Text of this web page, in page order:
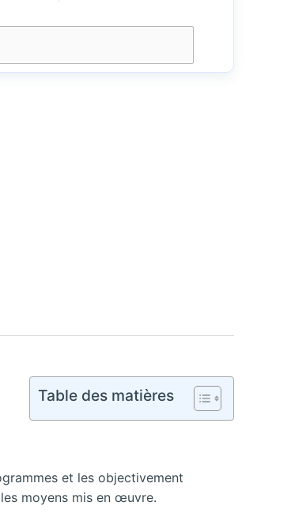
Table des matières
et les objectivement
moyens mis en œuvre.